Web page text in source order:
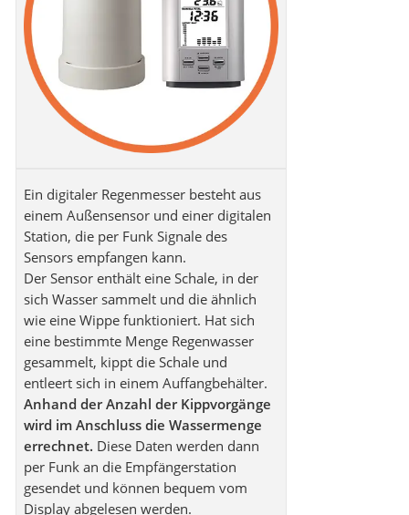
Ein digitaler Regenmesser besteht aus
einem Außensensor und einer digitalen
Station, die per Funk Signale des
Sensors empfangen kann.
Der Sensor enthält eine Schale, in der
sich Wasser sammelt und die ähnlich
wie eine Wippe funktioniert. Hat sich
eine bestimmte Menge Regenwasser
gesammelt, kippt die Schale und
entleert sich in einem Auffangbehälter.
Anhand der Anzahl der Kippvorgänge
wird im Anschluss die Wassermenge
errechnet. Diese Daten werden dann
per Funk an die Empfängerstation
gesendet und können bequem vom
Display abgelesen werden.